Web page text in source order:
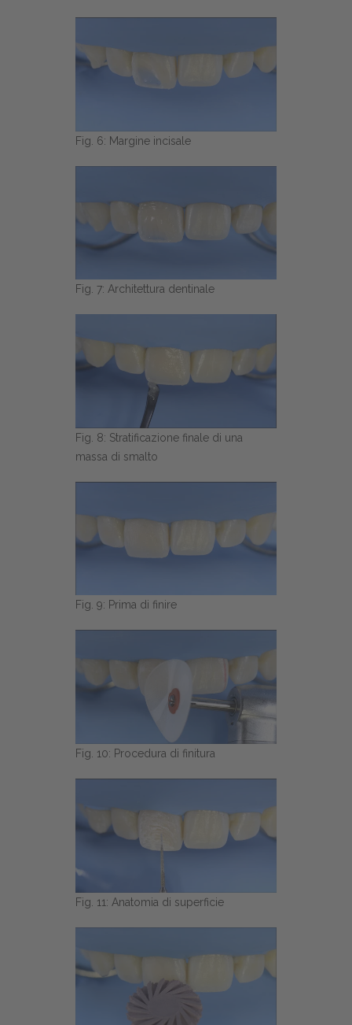
Fig. 6: Margine incisale
Fig. 7: Architettura dentinale
Fig. 8: Stratificazione finale di una
massa di smalto
Fig. 9: Prima di finire
Fig. 10: Procedura di finitura
Fig. 11: Anatomia di superficie